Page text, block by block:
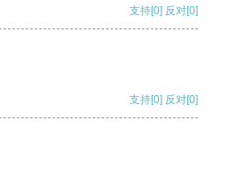
支持[0] 反对[0]
支持[0] 反对[0]